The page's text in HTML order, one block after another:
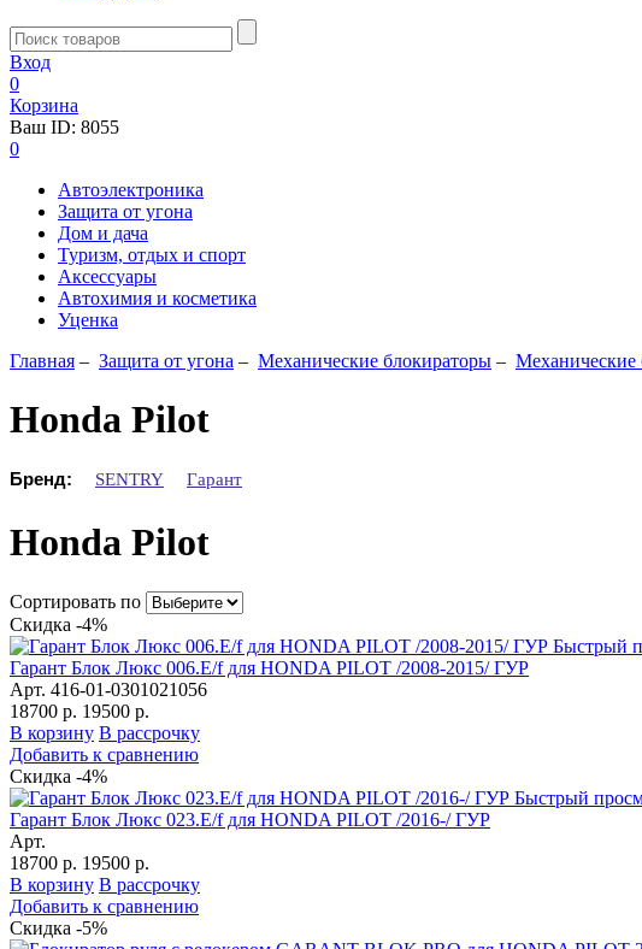
Вход
0
Корзина
Ваш ID: 8055
0
Автоэлектроника
Защита от угона
Дом и дача
Туризм, отдых и спорт
Аксессуары
Автохимия и косметика
Уценка
Главная – Защита от угона – Механические блoкираторы – Механические
Honda Pilot
Бренд: SENTRY Гарант
Honda Pilot
Сортировать по
Скидка -4%
Быстрый
Гарант Блок Люкс 006.E/f для HONDA PILOT /2008-2015/ ГУР
Арт. 416-01-0301021056
18700 р. 19500 р.
В корзину В рассрочку
Добавить к сравнению
Скидка -4%
Быстрый
Гарант Блок Люкс 023.E/f для HONDA PILOT /2016-/ ГУР
Арт.
18700 р. 19500 р.
В корзину В рассрочку
Добавить к сравнению
Скидка -5%